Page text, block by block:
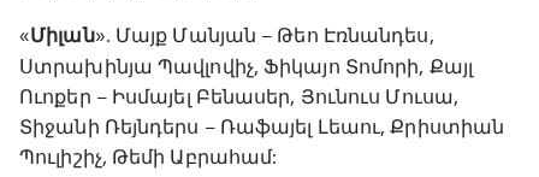
«Միլան». Մայք Մանյան – Թեո Էռնանդես,
Ստրախինյա Պավլովիչ, Ֆիկայո Տոմորի, Քայլ
Ուոքեր – Իսմայել Բենասեր, Յունուս Մուսա,
Տիջանի Ռեյնդերս – Ռաֆայել Լեաու, Քրիստիան
Պուլիշիչ, Թեմի Աբրահամ: